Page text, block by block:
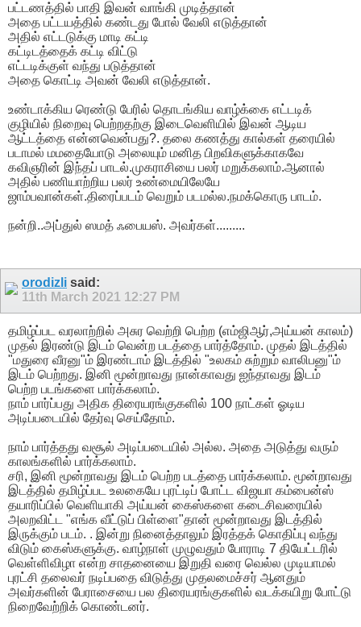
பட்டணத்தில் பாதி இவன் வாங்கி முடித்தான்
அதை பட்டயத்தில் கண்டது போல் வேலி எடுத்தான்
அதில் எட்டடுக்கு மாடி கட்டி
கட்டிடத்தைக் கட்டி விட்டு
எட்டடிக்குள் வந்து படுத்தான்
அதை கொட்டி அவன் வேலி எடுத்தான்.
உண்டாக்கிய ரெண்டு பேரில் தொடங்கிய வாழ்க்கை எட்டடிக்
குழியில் நிறைவு பெற்றதற்கு இடைவெளியில் இவன் ஆடிய
ஆட்டத்தை என்னவென்பது?. தலை கணத்து கால்கள் தரையில்
படாமல் மமதையோடு அலையும் மனித பிறவிகளுக்காகவே
கவிஞரின் இந்தப் பாடல்.முகராசியை பலர் மறுக்கலாம்.ஆனால்
அதில் பணியாற்றிய பலர் உண்மையிலேயே
ஜாம்பவான்கள்.திரைப்படம் வெறும் படமல்ல.நமக்கொரு பாடம்.
நன்றி..அப்துல் ஸமத் ஃபையஸ். அவர்கள்.........
orodizli said:
11th March 2021 12:27 PM
தமிழ்ப்பட வரலாற்றில் அசுர வெற்றி பெற்ற (எம்ஜிஆர்,அய்யன் காலம்)
முதல் இரண்டு இடம் வென்ற படத்தை பார்த்தோம். முதல் இடத்தில்
"மதுரை வீரனு"ம் இரண்டாம் இடத்தில் "உலகம் சுற்றும் வாலிபனு"ம்
இடம் பெற்றது. இனி மூன்றாவது நான்காவது ஐந்தாவது இடம்
பெற்ற படங்களை பார்க்கலாம்.
நாம் பார்ப்பது அதிக திரையரங்குகளில் 100 நாட்கள் ஓடிய
அடிப்படையில் தேர்வு செய்தோம்.
நாம் பார்த்தது வசூல் அடிப்படையில் அல்ல. அதை அடுத்து வரும்
காலங்களில் பார்க்கலாம்.
சரி, இனி மூன்றாவது இடம் பெற்ற படத்தை பார்க்கலாம். மூன்றாவது
இடத்தில் தமிழ்ப்பட உலகையே புரட்டிப் போட்ட விஜயா கம்பைன்ஸ்
தயாரிப்பில் வெளியாகி அய்யன் கைஸ்களை கடைசிவரையில்
அலறவிட்ட "எங்க வீட்டுப் பிள்ளை"தான் மூன்றாவது இடத்தில்
இருக்கும் படம். . இன்று நினைத்தாலும் இரத்தக் கொதிப்பு வந்து
விடும் கைஸ்களுக்கு. வாழ்நாள் முழுவதும் போராடி 7 தியேட்டரில்
வெள்ளிவிழா என்ற சாதனையை இறுதி வரை வெல்ல முடியாமல்
புரட்சி தலைவர் நடிப்பதை விடுத்து முதலமைச்சர் ஆனதும்
அவர்களின் பேராசையை பல திரையரங்குகளில் வடக்கயிறு போட்டு
நிறைவேற்றிக் கொண்டனர்.